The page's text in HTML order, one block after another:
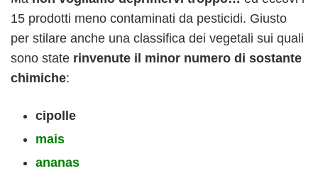
15 prodotti meno contaminati da pesticidi. Giusto
per stilare anche una classifica dei vegetali sui quali
sono state rinvenute il minor numero di sostante
chimiche:
cipolle
mais
ananas